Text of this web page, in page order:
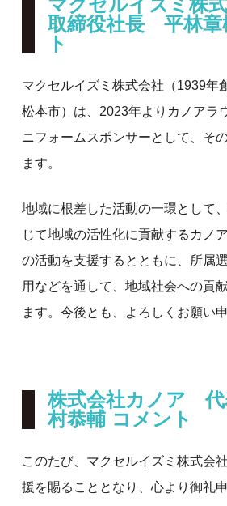
マクセルイズミ株
取締役社長 平林
ト
マクセルイズミ株式会社（1939年
松本市）は、2023年よりカノアラ
ニフォームスポンサーとして、そ
ます。
地域に根差した活動の一環として
じて地域の活性化に貢献するカノ
の活動を支援するとともに、所属
用などを通して、地域社会への貢
ます。今後とも、よろしくお願い
株式会社カノア 代
村恭輔 コメント
このたび、マクセルイズミ株式会
援を賜ることとなり、心より御礼